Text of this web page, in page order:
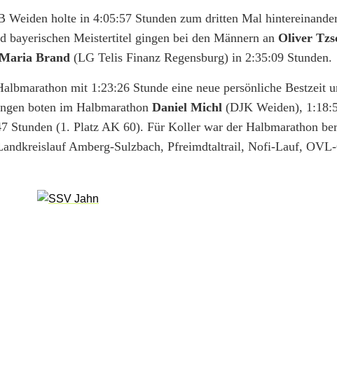
Weiden holte in 4:05:57 Stunden zum dritten Mal
bayerischen Meistertitel gingen bei den Männern an Oliver
Brand (LG Telis Finanz Regensburg) in 2:35:09 Stunden.
mit 1:23:26 Stunde eine neue persönliche Bestzeit
boten im Halbmarathon Daniel Michl (DJK Weiden),
Stunden (1. Platz AK 60). Für Koller war der Halbmarathon
Amberg-Sulzbach, Pfreimdtaltrail, Nofi-Lauf,